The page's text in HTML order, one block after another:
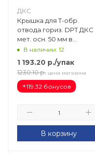
ДКС
Крышка для Т-обр.
отвода гориз. DPT ДКС
мет. осн. 50 мм в
комплекте с метизами и
пластинами PTCE
38040K
В наличии: 12
1 193.20 р./упак
1230.10 р. цена магазина
+119.32 бонусов
В корзину